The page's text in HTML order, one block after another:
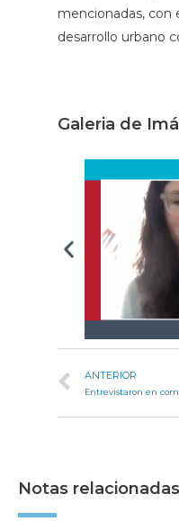
mencionadas, con
desarrollo urbano
Galeria de
ANTERIOR
Notas relacionadas